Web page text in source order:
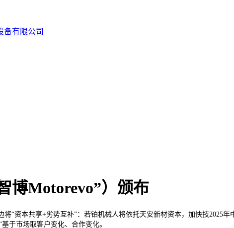
博Motorevo”）颁布
资本共享+劣势互补”：若铂机械人将依托天安新材资本，加快技2025
于市场取客户变化、合作变化。